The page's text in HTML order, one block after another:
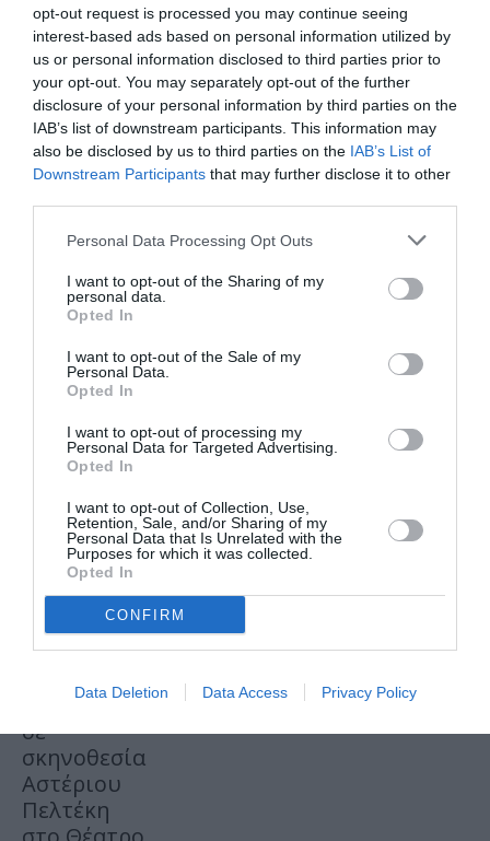
opt-out request is processed you may continue seeing
interest-based ads based on personal information utilized by
us or personal information disclosed to third parties prior to
your opt-out. You may separately opt-out of the further
disclosure of your personal information by third parties on the
IAB’s list of downstream participants. This information may
also be disclosed by us to third parties on the IAB’s List of
Downstream Participants that may further disclose it to other
Personal Data Processing Opt Outs
I want to opt-out of the Sharing of my
personal data.
Opted In
I want to opt-out of the Sale of my
Personal Data.
Opted In
I want to opt-out of processing my
Personal Data for Targeted Advertising.
Opted In
I want to opt-out of Collection, Use,
Retention, Sale, and/or Sharing of my
Personal Data that Is Unrelated with the
Purposes for which it was collected.
Opted In
CONFIRM
Data Deletion Data Access Privacy Policy
ΜΟΥΣΙΚΗ / ΜΟΥΣΙΚΑ ΝΕΑ
10 χρόνια “Ο
Άλλος
άνθρωπος”:
Συναυλία
Αλληλεγγύης στο
Τελευταία
ΘΕΑΤΡΟ - ΧΟΡΟΣ /
07.08.2026 | 20.02
Αυτή η
νύχτα
μένει, του
Αλεξανδρή
σε
σκηνοθεσία
Αστέριου
Πελτέκη